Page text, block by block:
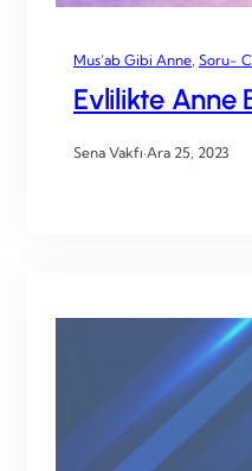
Mus’ab Gibi Anne Soru-
Evlilikte Anne
Sena Vakfı·Ara 25, 2023